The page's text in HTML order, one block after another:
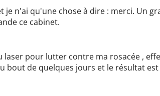
je n'ai qu'une chose à dire : merci. Un
ce cabinet.
laser pour lutter contre ma rosacée ,
de quelques jours et le résultat est